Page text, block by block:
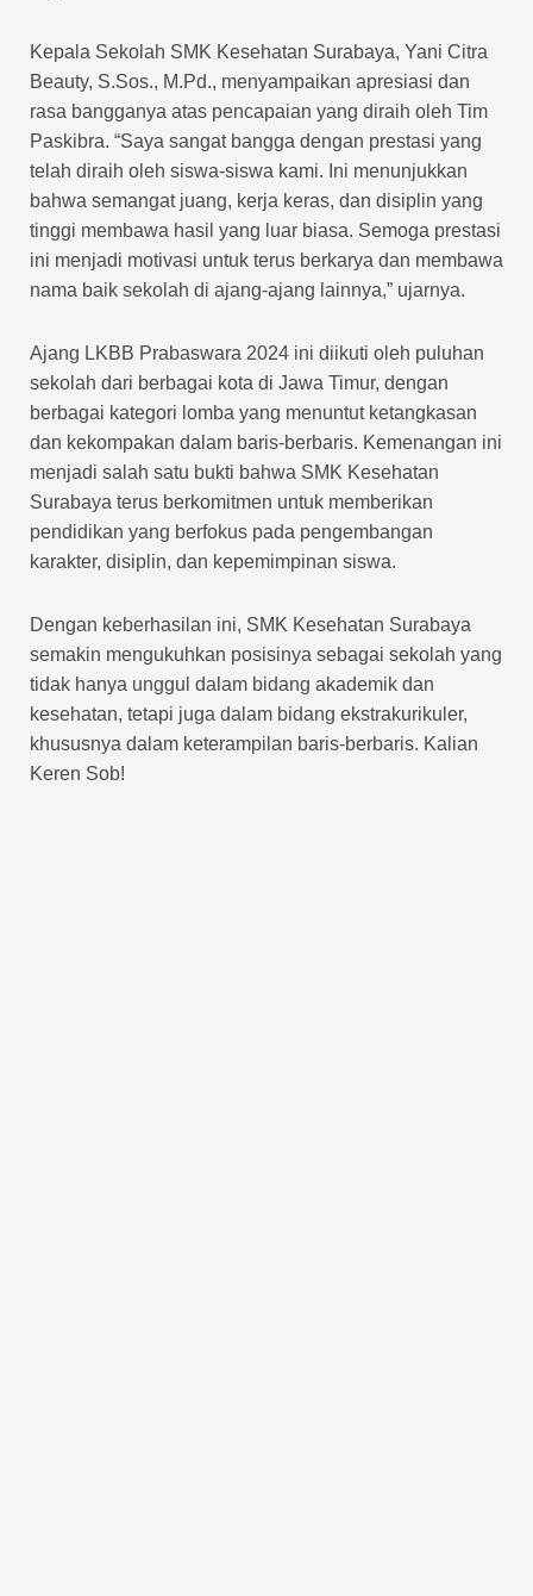
Kepala Sekolah SMK Kesehatan Surabaya, Yani Citra
Beauty, S.Sos., M.Pd., menyampaikan apresiasi dan
rasa bangganya atas pencapaian yang diraih oleh Tim
Paskibra. “Saya sangat bangga dengan prestasi yang
telah diraih oleh siswa-siswa kami. Ini menunjukkan
bahwa semangat juang, kerja keras, dan disiplin yang
tinggi membawa hasil yang luar biasa. Semoga prestasi
ini menjadi motivasi untuk terus berkarya dan membawa
nama baik sekolah di ajang-ajang lainnya,” ujarnya.
Ajang LKBB Prabaswara 2024 ini diikuti oleh puluhan
sekolah dari berbagai kota di Jawa Timur, dengan
berbagai kategori lomba yang menuntut ketangkasan
dan kekompakan dalam baris-berbaris. Kemenangan ini
menjadi salah satu bukti bahwa SMK Kesehatan
Surabaya terus berkomitmen untuk memberikan
pendidikan yang berfokus pada pengembangan
karakter, disiplin, dan kepemimpinan siswa.
Dengan keberhasilan ini, SMK Kesehatan Surabaya
semakin mengukuhkan posisinya sebagai sekolah yang
tidak hanya unggul dalam bidang akademik dan
kesehatan, tetapi juga dalam bidang ekstrakurikuler,
khususnya dalam keterampilan baris-berbaris. Kalian
Keren Sob!